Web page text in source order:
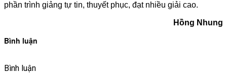
phần trình giảng tự tin, thuyết phục, đạt nhiều giải cao.
Hồng Nhung
Bình luận
Bình luận